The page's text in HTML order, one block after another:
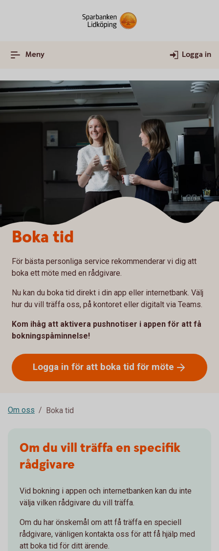
Meny Logga in
Boka tid
För bästa personliga service rekommenderar vi dig att
boka ett möte med en rådgivare.
Nu kan du boka tid direkt i din app eller internetbank. Välj
hur du vill träffa oss, på kontoret eller digitalt via Teams.
Kom ihåg att aktivera pushnotiser i appen för att få
bokningspåminnelse!
Logga in för att boka tid för möte
Om oss Boka tid
Om du vill träffa en specifik
rådgivare
Vid bokning i appen och internetbanken kan du inte
välja vilken rådgivare du vill träffa.
Om du har önskemål om att få träffa en speciell
rådgivare, vänligen kontakta oss för att få hjälp med
att boka tid för ditt ärende.